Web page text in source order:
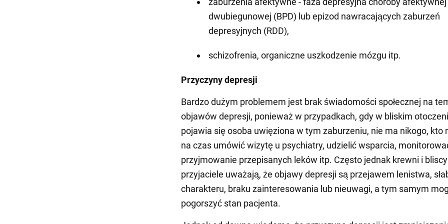
dwubiegunowej (BPD) lub epizod nawracających zaburzeń
depresyjnych (RDD),
schizofrenia, organiczne uszkodzenie mózgu itp.
Przyczyny depresji
Bardzo dużym problemem jest brak świadomości społecznej na
objawów depresji, ponieważ w przypadkach, gdy w bliskim
pojawia się osoba uwięziona w tym zaburzeniu, nie ma nikogo, kto
na czas umówić wizytę u psychiatry, udzielić wsparcia,
przyjmowanie przepisanych leków itp. Często jednak krewni i bliscy
przyjaciele uważają, że objawy depresji są przejawem lenistwa,
charakteru, braku zainteresowania lub nieuwagi, a tym samym
pogorszyć stan pacjenta.